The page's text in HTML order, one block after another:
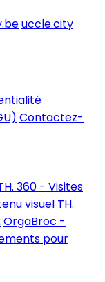
uccle.city
Contactez-
360 - Visites
visuel TH.
OrgaBroc -
pour